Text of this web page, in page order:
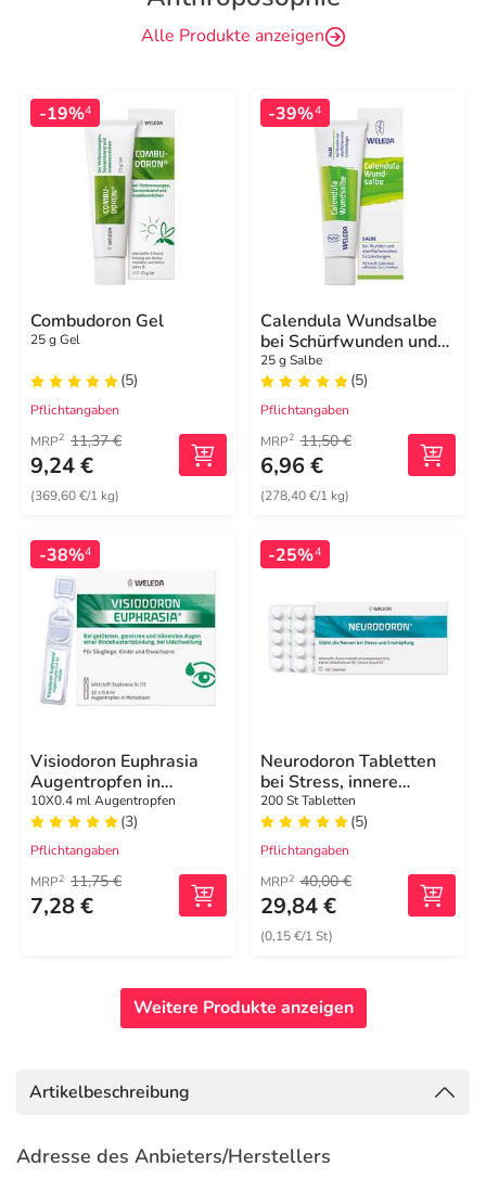
Alle Produkte anzeigen
-19%4
Combudoron Gel
25 g Gel
(5)
Pflichtangaben
MRP2 11,37 €
9,24 €
(369,60 €/1 kg)
-39%4
Calendula Wundsalbe
bei Schürfwunden und
Hautverletzungen
25 g Salbe
(5)
Pflichtangaben
MRP2 11,50 €
6,96 €
(278,40 €/1 kg)
-38%4
Visiodoron Euphrasia
Augentropfen in
Monodosen
10X0.4 ml Augentropfen
(3)
Pflichtangaben
MRP2 11,75 €
7,28 €
-25%4
Neurodoron Tabletten
bei Stress, innere
Unruhe
200 St Tabletten
(5)
Pflichtangaben
MRP2 40,00 €
29,84 €
(0,15 €/1 St)
Weitere Produkte anzeigen
Artikelbeschreibung
Adresse des Anbieters/Herstellers